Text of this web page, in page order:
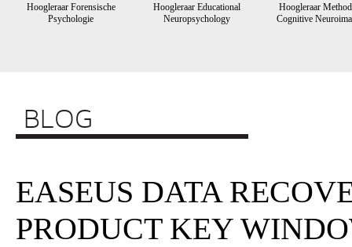
Hoogleraar Forensische
Psychologie
Hoogleraar Educational
Neuropsychology
Hoogleraar
Cognitive
BLOG
EASEUS DATA
PRODUCT KEY